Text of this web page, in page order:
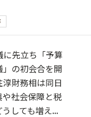
先立ち「予算
の初会合を開
財務相は同日
社会保障と税
しても増え...